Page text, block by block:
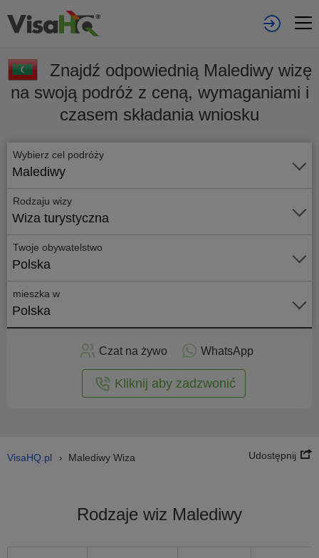
Znajdź odpowiednią Malediwy wizę
na swoją podróż z ceną, wymaganiami i
czasem składania wniosku
Wybierz cel podróży
Malediwy
Rodzaju wizy
Wiza turystyczna
Twoje obywatelstwo
Polska
mieszka w
Polska
Złóż
Czat na żywo WhatsApp
Kliknij aby zadzwonić
VisaHQ.pl › Malediwy Wiza Udostępnij
Rodzaje wiz Malediwy